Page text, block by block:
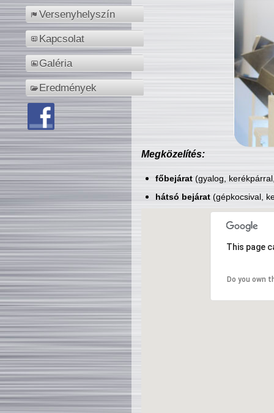
Versenyhelyszín
Kapcsolat
Galéria
Eredmények
Megközelítés:
főbejárat(gyalog,
hátsó bejárat(gépkocsival,
This page
Do you own